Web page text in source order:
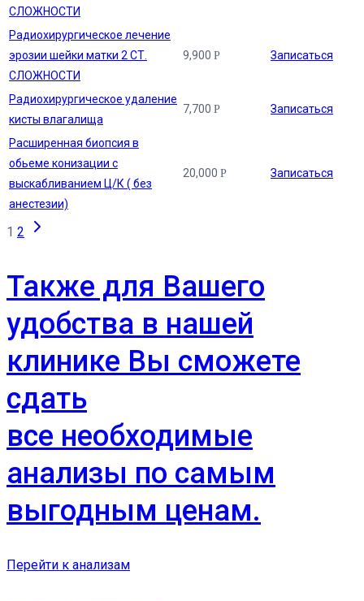
СЛОЖНОСТИ
Радиохирургическое лечение
эрозии шейки матки 2 СТ.
СЛОЖНОСТИ
9,900 Р Записаться
Радиохирургическое удаление
кисты влагалища
7,700 Р Записаться
Расширенная биопсия в
обьеме конизации с
выскабливанием Ц/К ( без
анестезии)
20,000 Р Записаться
1 2
Также для Вашего
удобства в нашей
клинике Вы сможете
сдать
все необходимые
анализы по самым
выгодным ценам.
Перейти к анализам